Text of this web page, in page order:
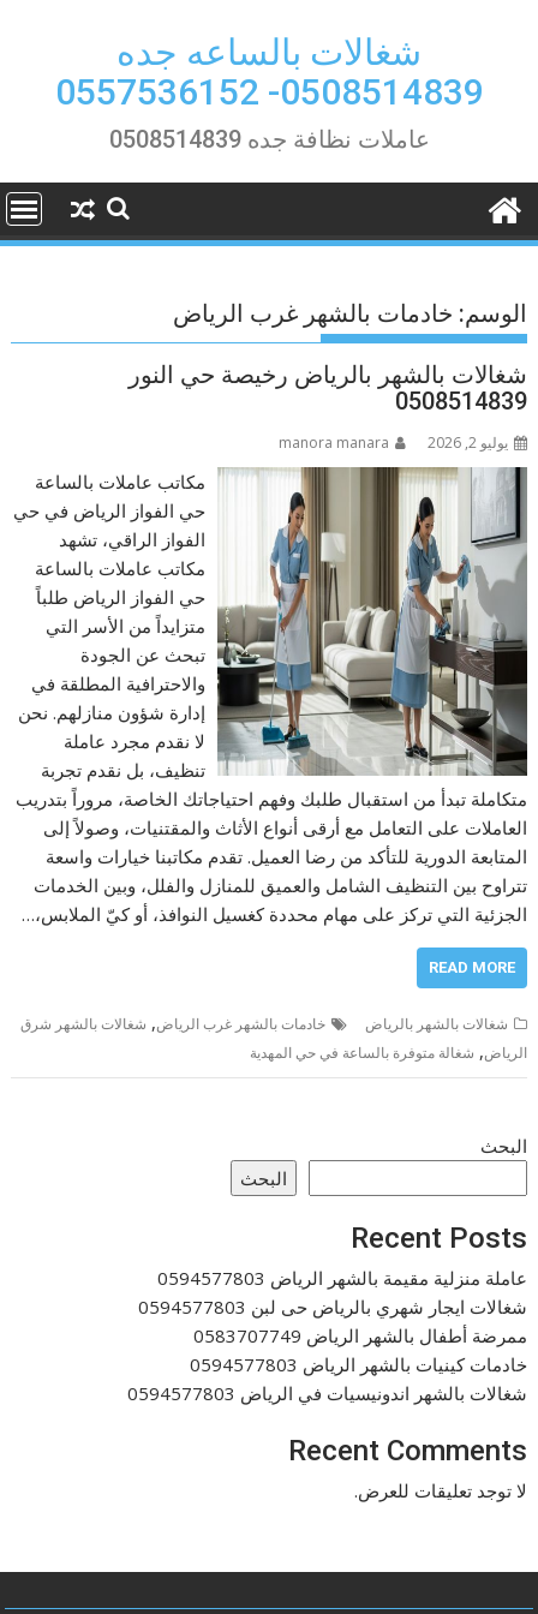
شغالات بالساعه جده
0508514839- 0557536152
عاملات نظافة جده 0508514839
الوسم: خادمات بالشهر غرب الرياض
شغالات بالشهر بالرياض رخيصة حي النور
0508514839
يوليو 2, 2026 manora manara
مكاتب عاملات بالساعة
حي الفواز الرياض في حي
الفواز الراقي، تشهد
مكاتب عاملات بالساعة
حي الفواز الرياض طلباً
متزايداً من الأسر التي
تبحث عن الجودة
والاحترافية المطلقة في
إدارة شؤون منازلهم. نحن
لا نقدم مجرد عاملة
تنظيف، بل نقدم تجربة
متكاملة تبدأ من استقبال طلبك وفهم احتياجاتك الخاصة، مروراً بتدريب
العاملات على التعامل مع أرقى أنواع الأثاث والمقتنيات، وصولاً إلى
المتابعة الدورية للتأكد من رضا العميل. تقدم مكاتبنا خيارات واسعة
تتراوح بين التنظيف الشامل والعميق للمنازل والفلل، وبين الخدمات
الجزئية التي تركز على مهام محددة كغسيل النوافذ، أو كيّ الملابس،…
READ MORE
شغالات بالشهر بالرياض خادمات بالشهر غرب الرياض, شغالات بالشهر شرق
الرياض, شغالة متوفرة بالساعة في حي المهدية
البحث
البحث
Recent Posts
عاملة منزلية مقيمة بالشهر الرياض 0594577803
شغالات ايجار شهري بالرياض حى لبن 0594577803
ممرضة أطفال بالشهر الرياض 0583707749
خادمات كينيات بالشهر الرياض 0594577803
شغالات بالشهر اندونيسيات في الرياض 0594577803
Recent Comments
لا توجد تعليقات للعرض.